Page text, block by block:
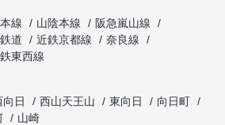
線 山陰本線
阪急嵐山線
道 近鉄京都線
奈良線
東西線
向日 西山天王山 東向日
向日町
山崎